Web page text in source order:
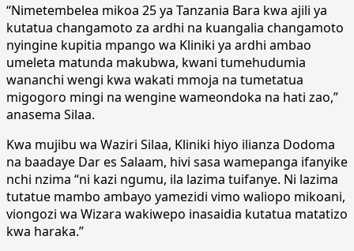
“Nimetembelea mikoa 25 ya Tanzania Bara kwa ajili ya
kutatua changamoto za ardhi na kuangalia changamoto
nyingine kupitia mpango wa Kliniki ya ardhi ambao
umeleta matunda makubwa, kwani tumehudumia
wananchi wengi kwa wakati mmoja na tumetatua
migogoro mingi na wengine wameondoka na hati zao,”
anasema Silaa.
Kwa mujibu wa Waziri Silaa, Kliniki hiyo ilianza Dodoma
na baadaye Dar es Salaam, hivi sasa wamepanga ifanyike
nchi nzima “ni kazi ngumu, ila lazima tuifanye. Ni lazima
tutatue mambo ambayo yamezidi vimo waliopo mikoani,
viongozi wa Wizara wakiwepo inasaidia kutatua matatizo
kwa haraka.”